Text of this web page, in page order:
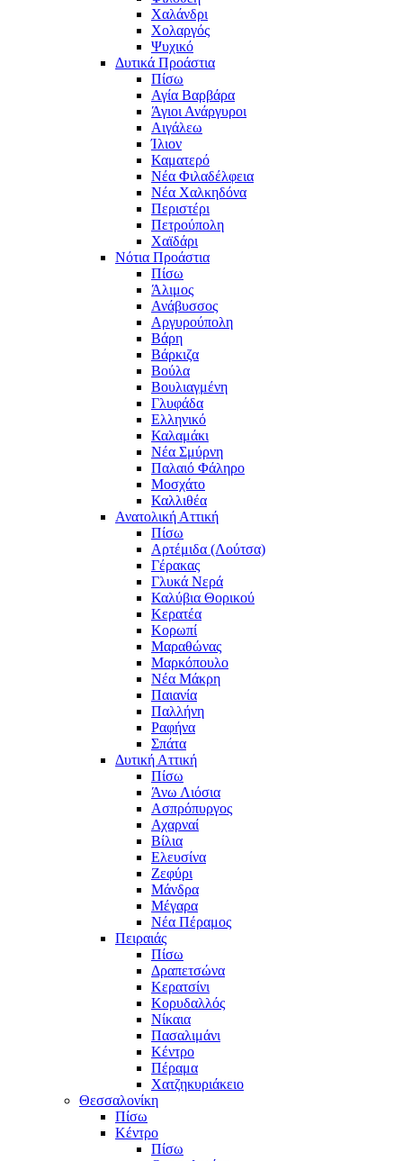
Χαλάνδρι
Χολαργός
Ψυχικό
Δυτικά Προάστια
Πίσω
Αγία Βαρβάρα
Άγιοι Ανάργυροι
Αιγάλεω
Ίλιον
Καματερό
Νέα Φιλαδέλφεια
Νέα Χαλκηδόνα
Περιστέρι
Πετρούπολη
Χαϊδάρι
Νότια Προάστια
Πίσω
Άλιμος
Ανάβυσσος
Αργυρούπολη
Βάρη
Βάρκιζα
Βούλα
Βουλιαγμένη
Γλυφάδα
Ελληνικό
Καλαμάκι
Νέα Σμύρνη
Παλαιό Φάληρο
Μοσχάτο
Καλλιθέα
Ανατολική Αττική
Πίσω
Αρτέμιδα (Λούτσα)
Γέρακας
Γλυκά Νερά
Καλύβια Θορικού
Κερατέα
Κορωπί
Μαραθώνας
Μαρκόπουλο
Νέα Μάκρη
Παιανία
Παλλήνη
Ραφήνα
Σπάτα
Δυτική Αττική
Πίσω
Άνω Λιόσια
Ασπρόπυργος
Αχαρναί
Βίλια
Ελευσίνα
Ζεφύρι
Μάνδρα
Μέγαρα
Νέα Πέραμος
Πειραιάς
Πίσω
Δραπετσώνα
Κερατσίνι
Κορυδαλλός
Νίκαια
Πασαλιμάνι
Κέντρο
Πέραμα
Χατζηκυριάκειο
Θεσσαλονίκη
Πίσω
Κέντρο
Πίσω